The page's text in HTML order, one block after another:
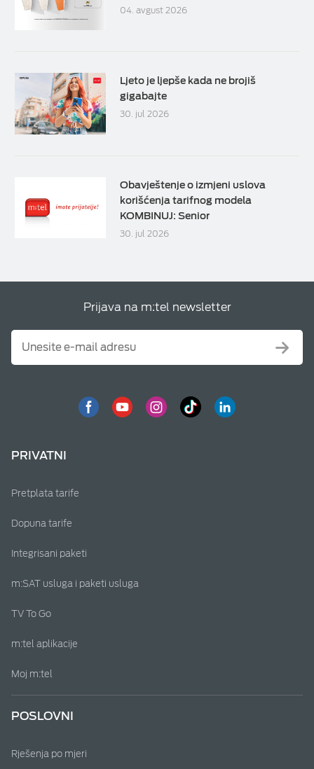
04. avgust 2026
Ljeto je ljepše kada ne brojiš
gigabajte
30. jul 2026
Obavještenje o izmjeni uslova
korišćenja tarifnog modela
KOMBINUJ: Senior
30. jul 2026
Prijava na m:tel newsletter
PRIVATNI
Pretplata tarife
Dopuna tarife
Integrisani paketi
m:SAT usluga i paketi usluga
TV To Go
m:tel aplikacije
Moj m:tel
POSLOVNI
Rješenja po mjeri